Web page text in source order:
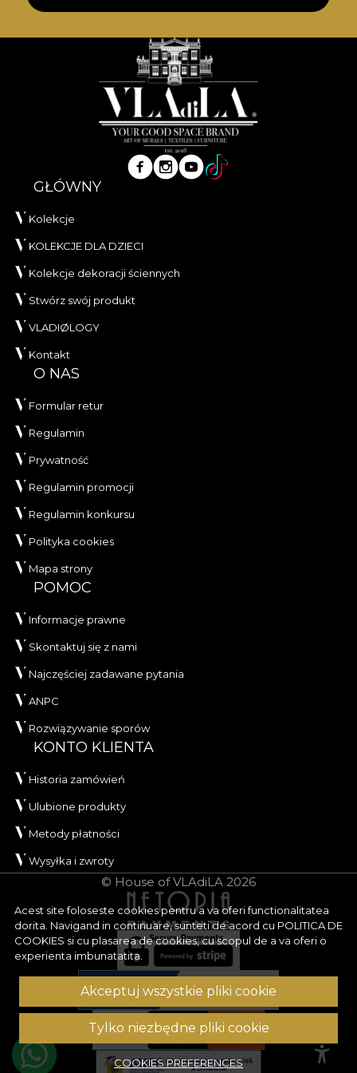
temu, możesz cieszyć się szybkim, bezpiecznym i
efektywnym procesem dekoracji, spełniającym
najwyższe standardy jakości.
Acest site foloseste cookies pentru a va oferi functionalitatea
dorita. Navigand in continuare, sunteti de acord cu POLITICA DE
COOKIES si cu plasarea de cookies, cu scopul de a va oferi o
experienta imbunatatita.
Akceptuj wszystkie pliki cookie
Tylko niezbędne pliki cookie
COOKIES PREFERENCES
GŁÓWNY
Kolekcje
KOLEKCJE DLA DZIECI
Kolekcje dekoracji ściennych
Stwórz swój produkt
VLADIØLOGY
Kontakt
O NAS
Formular retur
Regulamin
Prywatność
Regulamin promocji
Regulamin konkursu
Polityka cookies
Mapa strony
POMOC
Informacje prawne
Skontaktuj się z nami
Najczęściej zadawane pytania
ANPC
Rozwiązywanie sporów
KONTO KLIENTA
Historia zamówień
Ulubione produkty
Metody płatności
Wysyłka i zwroty
© House of VLAdiLA 2026